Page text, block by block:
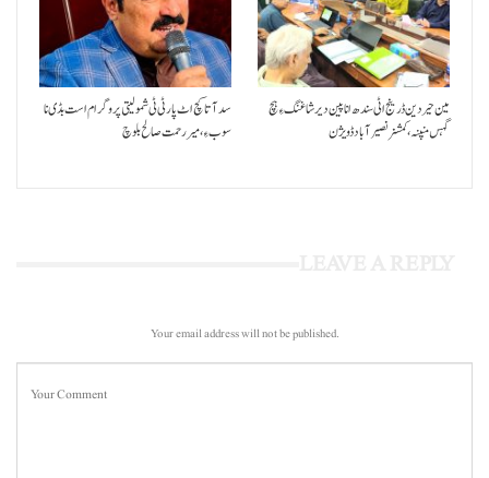
سد آتا کچ اٹ پارٹی ٹی شمولیتی پروگرام است بڈی نا
سوب ءِ،میر رحمت صالح بلوچ
مین حیردین ڈرینج اٹی سندھ انا پین دیر شاغنگ ءِ ہچ
گہس منپنہ،کمشنر نصیرآباد ڈویژن
Your email address will not be published.